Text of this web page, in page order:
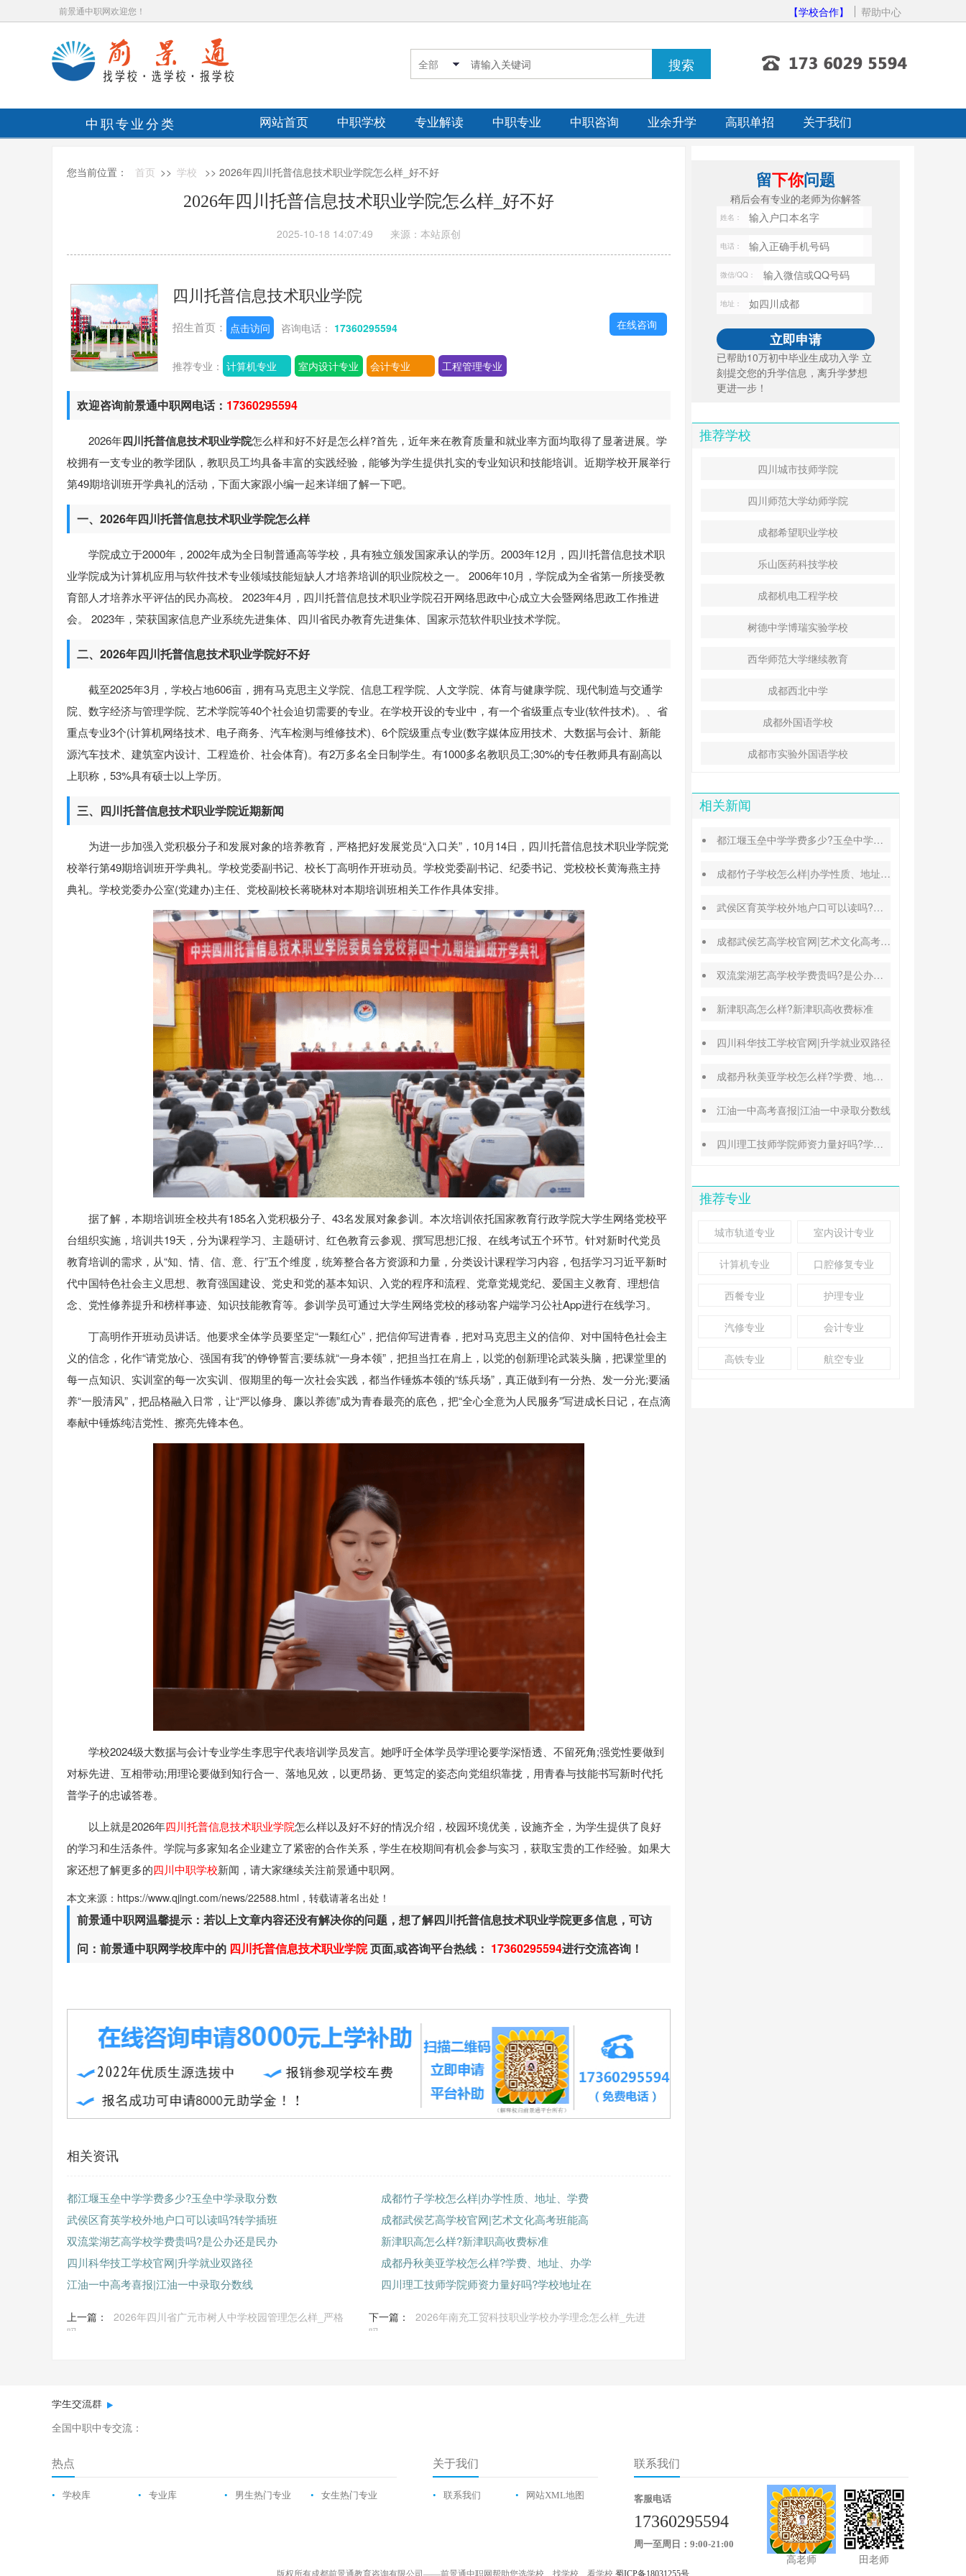
前景通中职网欢迎您！ 【学校合作】 帮助中心
中职专业分类 网站首页 中职学校 专业解读 中职专业 中职咨询 业余升学 高职单招 关于我们
您当前位置： 首页 >> 学校 >> 2026年四川托普信息技术职业学院怎么样_好不好
2026年四川托普信息技术职业学院怎么样_好不好
2025-10-18 14:07:49 来源：本站原创
四川托普信息技术职业学院
招生首页： 点击访问 咨询电话： 17360295594
推荐专业： 计算机专业 室内设计专业 会计专业 工程管理专业
在线咨询
欢迎咨询前景通中职网电话： 17360295594
2026年四川托普信息技术职业学院怎么样和好不好是怎么样?首先，近年来在教育质量和就业率方面均取得了显著进展。学
校拥有一支专业的教学团队，教职员工均具备丰富的实践经验，能够为学生提供扎实的专业知识和技能培训。近期学校开展举行
第49期培训班开学典礼的活动，下面大家跟小编一起来详细了解一下吧。
一、2026年四川托普信息技术职业学院怎么样
学院成立于2000年，2002年成为全日制普通高等学校，具有独立颁发国家承认的学历。2003年12月，四川托普信息技术职
业学院成为计算机应用与软件技术专业领域技能短缺人才培养培训的职业院校之一。 2006年10月，学院成为全省第一所接受教
育部人才培养水平评估的民办高校。 2023年4月，四川托普信息技术职业学院召开网络思政中心成立大会暨网络思政工作推进
会。 2023年，荣获国家信息产业系统先进集体、四川省民办教育先进集体、国家示范软件职业技术学院。
二、2026年四川托普信息技术职业学院好不好
截至2025年3月，学校占地606亩，拥有马克思主义学院、信息工程学院、人文学院、体育与健康学院、现代制造与交通学
院、数字经济与管理学院、艺术学院等40个社会迫切需要的专业。在学校开设的专业中，有一个省级重点专业(软件技术)。、省
重点专业3个(计算机网络技术、电子商务、汽车检测与维修技术)、6个院级重点专业(数字媒体应用技术、大数据与会计、新能
源汽车技术、建筑室内设计、工程造价、社会体育)。有2万多名全日制学生。有1000多名教职员工;30%的专任教师具有副高以
上职称，53%具有硕士以上学历。
三、四川托普信息技术职业学院近期新闻
为进一步加强入党积极分子和发展对象的培养教育，严格把好发展党员“入口关”，10月14日，四川托普信息技术职业学院党
校举行第49期培训班开学典礼。学校党委副书记、校长丁高明作开班动员。学校党委副书记、纪委书记、党校校长黄海燕主持
典礼。学校党委办公室(党建办)主任、党校副校长蒋晓林对本期培训班相关工作作具体安排。
据了解，本期培训班全校共有185名入党积极分子、43名发展对象参训。本次培训依托国家教育行政学院大学生网络党校平
台组织实施，培训共19天，分为课程学习、主题研讨、红色教育云参观、撰写思想汇报、在线考试五个环节。针对新时代党员
教育培训的需求，从“知、情、信、意、行”五个维度，统筹整合各方资源和力量，分类设计课程学习内容，包括学习习近平新时
代中国特色社会主义思想、教育强国建设、党史和党的基本知识、入党的程序和流程、党章党规党纪、爱国主义教育、理想信
念、党性修养提升和榜样事迹、知识技能教育等。参训学员可通过大学生网络党校的移动客户端学习公社App进行在线学习。
丁高明作开班动员讲话。他要求全体学员要坚定“一颗红心”，把信仰写进青春，把对马克思主义的信仰、对中国特色社会主
义的信念，化作“请党放心、强国有我”的铮铮誓言;要练就“一身本领”，把担当扛在肩上，以党的创新理论武装头脑，把课堂里的
每一点知识、实训室的每一次实训、假期里的每一次社会实践，都当作锤炼本领的“练兵场”，真正做到有一分热、发一分光;要涵
养“一股清风”，把品格融入日常，让“严以修身、廉以养德”成为青春最亮的底色，把“全心全意为人民服务”写进成长日记，在点滴
奉献中锤炼纯洁党性、擦亮先锋本色。
学校2024级大数据与会计专业学生李思宇代表培训学员发言。她呼吁全体学员学理论要学深悟透、不留死角;强党性要做到
对标先进、互相带动;用理论要做到知行合一、落地见效，以更昂扬、更笃定的姿态向党组织靠拢，用青春与技能书写新时代托
普学子的忠诚答卷。
以上就是2026年四川托普信息技术职业学院怎么样以及好不好的情况介绍，校园环境优美，设施齐全，为学生提供了良好
的学习和生活条件。学院与多家知名企业建立了紧密的合作关系，学生在校期间有机会参与实习，获取宝贵的工作经验。如果大
家还想了解更多的四川中职学校新闻，请大家继续关注前景通中职网。
本文来源：https://www.qjingt.com/news/22588.html，转载请著名出处！
前景通中职网温馨提示：若以上文章内容还没有解决你的问题，想了解四川托普信息技术职业学院更多信息，可访
问：前景通中职网学校库中的 四川托普信息技术职业学院页面,或咨询平台热线： 17360295594进行交流咨询！
相关资讯
都江堰玉垒中学学费多少?玉垒中学录取分数
成都竹子学校怎么样|办学性质、地址、学费
武侯区育英学校外地户口可以读吗?转学插班
成都武侯艺高学校官网|艺术文化高考班能高
双流棠湖艺高学校学费贵吗?是公办还是民办
新津职高怎么样?新津职高收费标准
四川科华技工学校官网|升学就业双路径
成都丹秋美亚学校怎么样?学费、地址、办学
江油一中高考喜报|江油一中录取分数线
四川理工技师学院师资力量好吗?学校地址在
上一篇：
2026年四川省广元市树人中学校园管理怎么样_严格
吗
下一篇：
2026年南充工贸科技职业学校办学理念怎么样_先进
吗
留下你问题
稍后会有专业的老师为你解答
姓名：
电话：
微信/QQ：
地址：
已帮助10万初中毕业生成功入学 立
刻提交您的升学信息，离升学梦想
更进一步！
推荐学校
四川城市技师学院
四川师范大学幼师学院
成都希望职业学校
乐山医药科技学校
成都机电工程学校
树德中学博瑞实验学校
西华师范大学继续教育
成都西北中学
成都外国语学校
成都市实验外国语学校
相关新闻
都江堰玉垒中学学费多少?玉垒中学录取分数线
成都竹子学校怎么样|办学性质、地址、学费汇总
武侯区育英学校外地户口可以读吗?转学插班条件
成都武侯艺高学校官网|艺术文化高考班能高考吗
双流棠湖艺高学校学费贵吗?是公办还是民办
新津职高怎么样?新津职高收费标准
四川科华技工学校官网|升学就业双路径
成都丹秋美亚学校怎么样?学费、地址、办学特色汇总
江油一中高考喜报|江油一中录取分数线
四川理工技师学院师资力量好吗?学校地址在哪里
推荐专业
城市轨道专业 室内设计专业
计算机专业 口腔修复专业
西餐专业 护理专业
汽修专业 会计专业
高铁专业 航空专业
学生交流群
全国中职中专交流：
热点
• 学校库 • 专业库 • 男生热门专业 • 女生热门专业
关于我们
• 联系我们 • 网站XML地图
联系我们
客服电话
17360295594
周一至周日：9:00-21:00
高老师
田老师
版权所有成都前景通教育咨询有限公司——前景通中职网帮助您选学校、找学校、看学校 蜀ICP备18031255号